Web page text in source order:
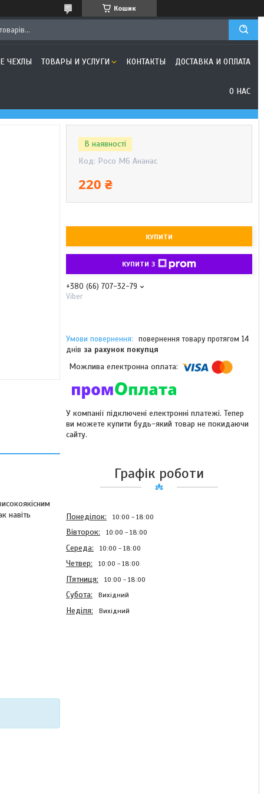
Кошик
ЧЕХЛЫ ТОВАРЫ И УСЛУГИ КОНТАКТЫ ДОСТАВКА И ОПЛАТА
О НАС
навіть
В наявності
Код: Poco M6 Ананас
220 ₴
КУПИТИ
КУПИТИ З
+380 (66) 707-32-79
Viber
повернення товару протягом 14
днів за рахунок покупця
У компанії підключені електронні платежі. Тепер
ви можете купити будь-який товар не покидаючи
сайту.
Графік роботи
Понеділок 10:00 18:00
Вівторок 10:00 18:00
Середа 10:00 18:00
Четвер 10:00 18:00
Пʼятниця 10:00 18:00
Субота Вихідний
Неділя Вихідний